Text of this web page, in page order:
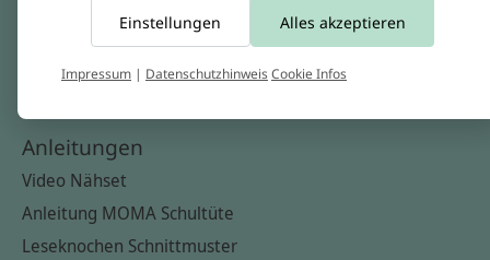
Widerrufsbelehrung
Anleitungen
Video Nähset
Anleitung MOMA Schultüte
Leseknochen Schnittmuster
Einstellungen Alles akzeptieren
Impressum | DatenschutzhinweisCookie Infos